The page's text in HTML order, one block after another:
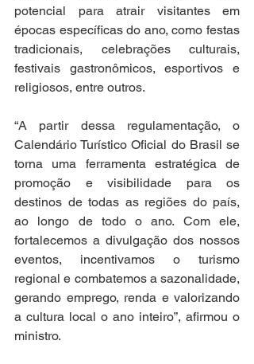
potencial para atrair visitantes em
épocas específicas do ano, como festas
tradicionais, celebrações culturais,
festivais gastronômicos, esportivos e
religiosos, entre outros.
“A partir dessa regulamentação, o
Calendário Turístico Oficial do Brasil se
torna uma ferramenta estratégica de
promoção e visibilidade para os
destinos de todas as regiões do país,
ao longo de todo o ano. Com ele,
fortalecemos a divulgação dos nossos
eventos, incentivamos o turismo
regional e combatemos a sazonalidade,
gerando emprego, renda e valorizando
a cultura local o ano inteiro”, afirmou o
ministro.